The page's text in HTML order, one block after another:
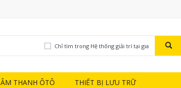
Chỉ tìm trong Hệ thống giải trí tại gia
ÂM THANH ÔTÔ THIẾT BỊ LƯU TRỮ